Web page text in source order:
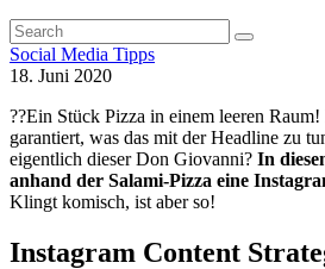
Social Media Tipps
18. Juni 2020
??Ein Stück Pizza in einem leeren
garantiert, was das mit der Headline zu
eigentlich dieser Don Giovanni? In
anhand der Salami-Pizza eine
Klingt komisch, ist aber so!
Instagram Content